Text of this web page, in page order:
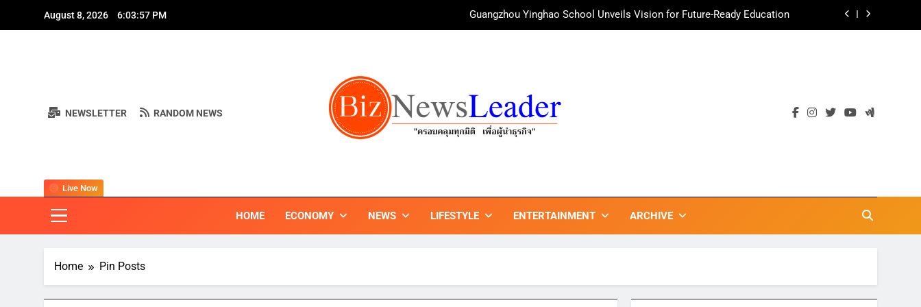
August 8, 2026 6:03:58 PM
Guangzhou Yinghao School Unveils Vision for Future-Ready Education
ททท. ร่วมมือกับ จุฬาลงกรณ์มหาวิทยาลัย จัดสัมมนาทางวิชาการและการตลาดเชิงรุก แนะเคล็ดลับปรับธุรกิจท่อง
บ้านหนองสองห้องจัดใหญ่ “แห่เทียนพรรษา – ผ้าป่าซาเล้งปลอดเหล้าเข้าพรรษา 2569” ชูพลังชุมชนสืบสานพุทธ
ศาสนา สร้างสังคมปลอดเหล้า ภายใต้แนวคิด “90 วัน เก็บแต้มสุขภาพดี สิ่งดีๆ จะเกิดขึ้น”
Guangzhou Yinghao School Unveils Vision for Future-Ready Education
ททท. ร่วมมือกับ จุฬาลงกรณ์มหาวิทยาลัย จัดสัมมนาทางวิชาการและการตลาดเชิงรุก แนะเคล็ดลับปรับธุรกิจท่อง
NEWSLETTER RANDOM NEWS
HOME ECONOMY NEWS LIFESTYLE ENTERTAINMENT ARCHIVE
Live Now
Home Pin Posts